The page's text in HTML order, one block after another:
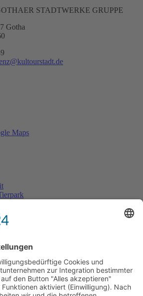
STADTWERKE GRUPPE
Gotha
@kultourstadt.de
Maps